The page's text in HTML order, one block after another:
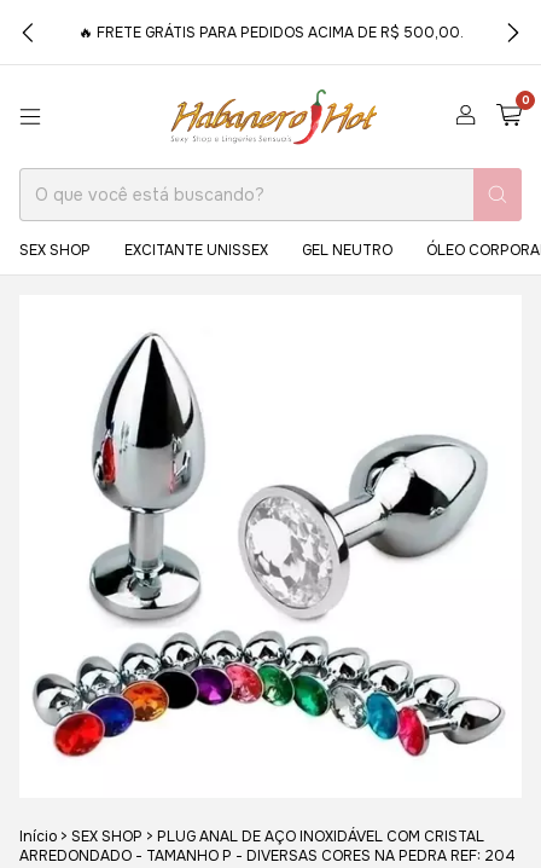
🔥 FRETE GRÁTIS PARA PEDIDOS ACIMA DE R$ 500,00.
0
SEX SHOP EXCITANTE UNISSEX GEL NEUTRO ÓLEO
Início > SEX SHOP > PLUG ANAL DE AÇO INOXIDÁVEL COM CRISTAL
ARREDONDADO - TAMANHO P - DIVERSAS CORES NA PEDRA REF: 204